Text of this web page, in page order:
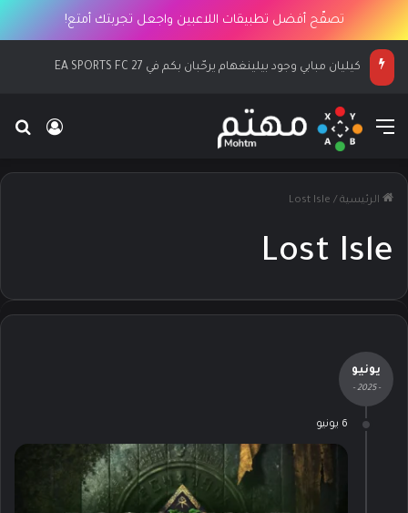
تصفّح أفضل تطبيقات اللاعبين واجعل تجربتك أمتع!
كيليان مبابي وجود بيلينغهام يرحّبان بكم في EA SPORTS FC 27
القائمة
الرئيسية /
Lost Isle
Lost Isle
يونيو
- 2025 -
6 يونيو